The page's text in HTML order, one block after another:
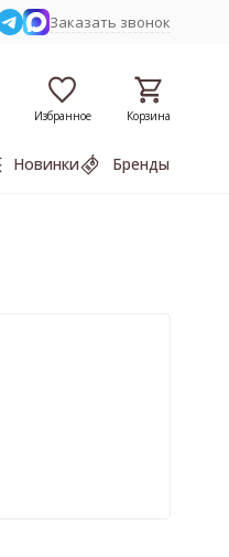
Заказать звонок
Избранное Корзина
Новинки Бренды